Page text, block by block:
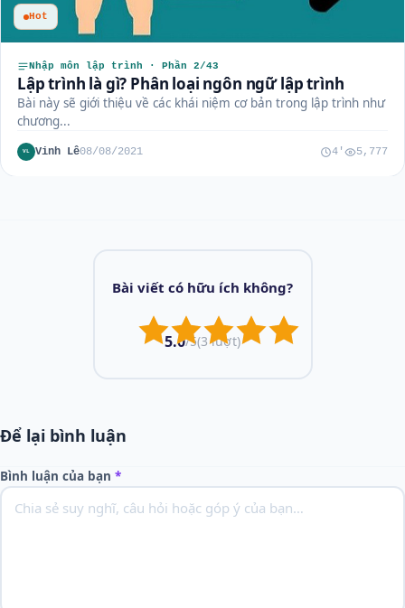
Hot
Nhập môn lập trình · Phần 2/43
Lập trình là gì? Phân loại ngôn ngữ lập trình
Bài này sẽ giới thiệu về các khái niệm cơ bản trong lập trình như
chương...
VL Vinh Lê08/08/2021 4' 5,777
Bài viết có hữu ích không?
5.0/5(3 lượt)
Để lại bình luận
Bình luận của bạn *